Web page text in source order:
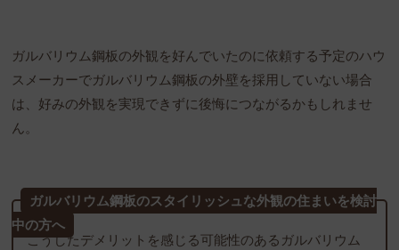
ガルバリウム鋼板の外観を好んでいたのに依頼する予定のハウ
スメーカーでガルバリウム鋼板の外壁を採用していない場合
は、好みの外観を実現できずに後悔につながるかもしれませ
ん。
ガルバリウム鋼板のスタイリッシュな外観の住まいを検討
中の方へ
こうしたデメリットを感じる可能性のあるガルバリウム